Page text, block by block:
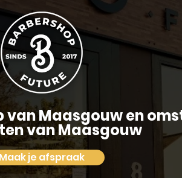
van Maasgouw en
van Maasgouw
Maak je afspraak